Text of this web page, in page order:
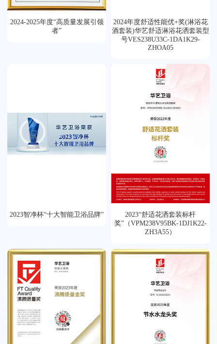
2024-2025年度“高质量发展引领
者”
2024年度舒适性能优+奖(淋浴花
酒套装)华艺舒适淋浴花洒套装型
号VES238U33C-1DA1K29-
ZHOA05
2023智净杯“十大智能卫浴品牌”
2023“舒适花洒套装标杆
奖”（VPM238V95BK-1DJ1K22-
ZH3A55）